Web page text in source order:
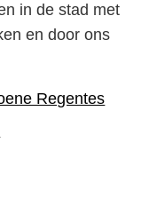
in de stad met
en door ons
Regentes